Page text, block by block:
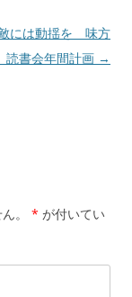
には動揺を 味方
読書会年間計画 →
。 * が付いてい